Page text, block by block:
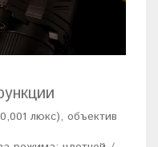
люкс), объектив